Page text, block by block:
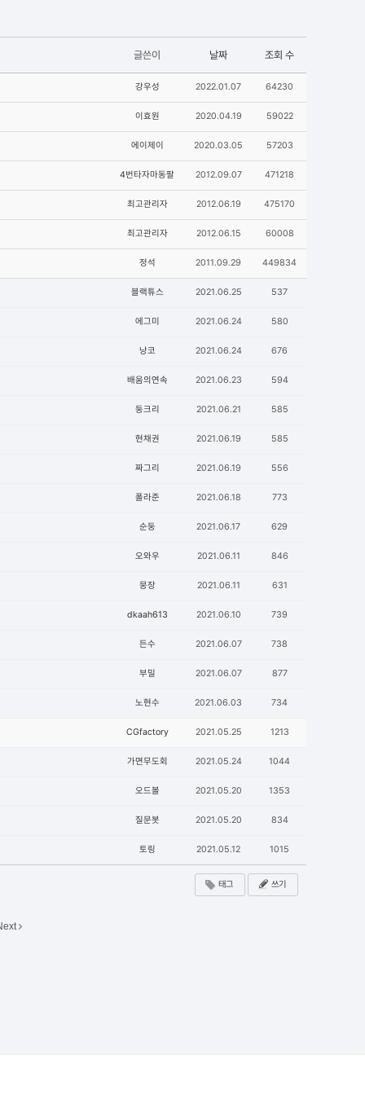
글쓴이 날짜 조회 수
강우성 2022.01.07 64230
이효원 2020.04.19 59022
에이제이 2020.03.05 57203
4번타자마동팔 2012.09.07 471218
최고관리자 2012.06.19 475170
최고관리자 2012.06.15 60008
정석 2011.09.29 449834
블랙튜스 2021.06.25 537
에그미 2021.06.24 580
낭코 2021.06.24 676
배움의연속 2021.06.23 594
둥크리 2021.06.21 585
현채권 2021.06.19 585
짜그리 2021.06.19 556
폴라준 2021.06.18 773
순둥 2021.06.17 629
오와우 2021.06.11 846
뭉장 2021.06.11 631
dkaah613 2021.06.10 739
든수 2021.06.07 738
부밀 2021.06.07 877
노현수 2021.06.03 734
CGfactory 2021.05.25 1213
가면무도회 2021.05.24 1044
오드볼 2021.05.20 1353
질문봇 2021.05.20 834
토링 2021.05.12 1015
태그 쓰기